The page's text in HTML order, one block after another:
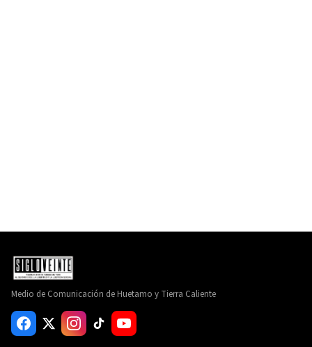
Medio de Comunicación de Huetamo y Tierra Caliente